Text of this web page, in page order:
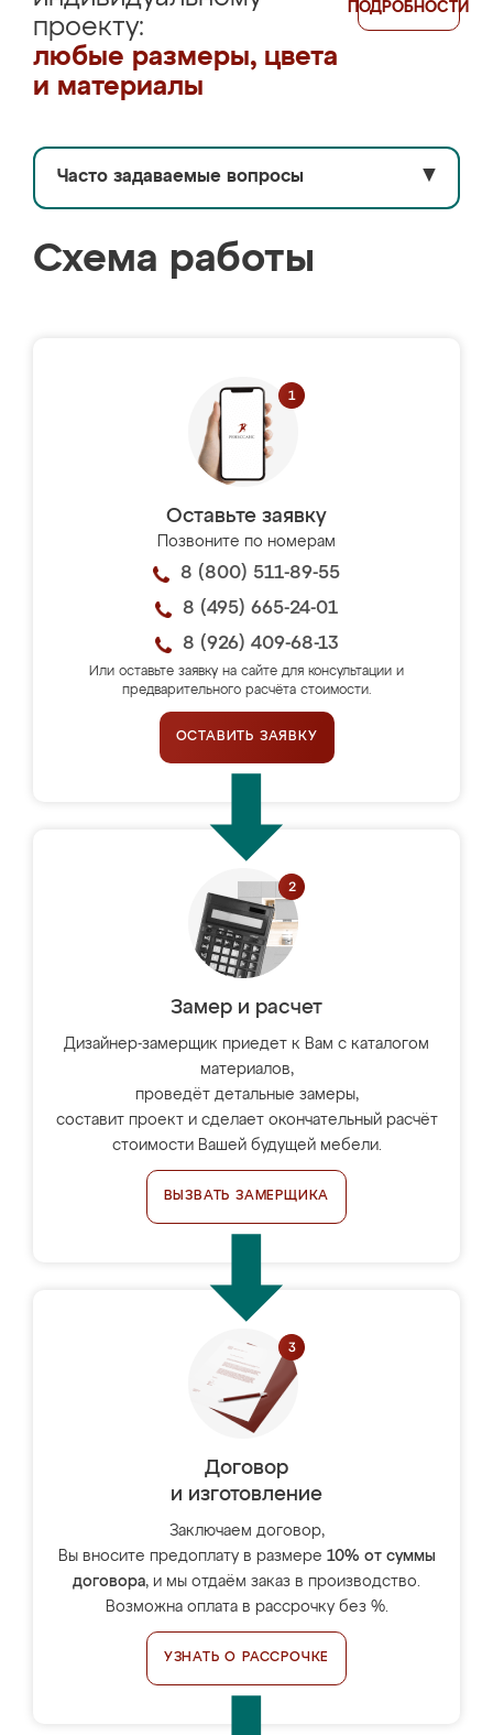
проекту:
любые размеры, цвета
и материалы
ПОДРОБНОСТИ
Часто задаваемые вопросы ▼
Схема работы
Оставьте заявку
Позвоните по номерам
8 (800) 511-89-55
8 (495) 665-24-01
8 (926) 409-68-13
Или оставьте заявку на сайте для консультации и
предварительного расчёта стоимости.
ОСТАВИТЬ ЗАЯВКУ
Замер и расчет
Дизайнер-замерщик приедет к Вам с каталогом
материалов,
проведёт детальные замеры,
составит проект и сделает окончательный расчёт
стоимости Вашей будущей мебели.
ВЫЗВАТЬ ЗАМЕРЩИКА
Договор
и изготовление
Заключаем договор,
Вы вносите предоплату в размере 10% от суммы
договора, и мы отдаём заказ в производство.
Возможна оплата в рассрочку без %.
УЗНАТЬ О РАССРОЧКЕ